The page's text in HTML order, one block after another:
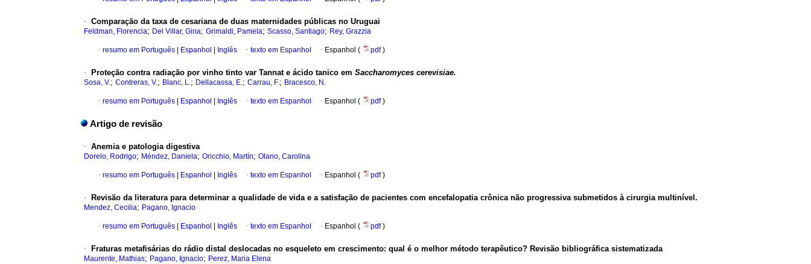
· Comparação da taxa de cesariana de duas maternidades públicas no Uruguai
Feldman, Florencia; Del Villar, Gina; Grimaldi, Pamela; Scasso, Santiago; Rey, Grazzia
· resumo em Português Espanhol Inglês · texto em Espanhol · Espanhol ( pdf)
· Proteção contra radiação por vinho tinto var Tannat e ácido tanico em Saccharomyces cerevisiae.
Sosa, V.; Contreras, V.; Blanc, L.; Dellacassa, E.; Carrau, F.; Bracesco, N.
· resumo em Português Espanhol Inglês · texto em Espanhol · Espanhol ( pdf)
Artigo de revisão
· Anemia e patologia digestiva
Dorelo, Rodrigo; Méndez, Daniela; Oricchio, Martín; Olano, Carolina
· resumo em Português Espanhol Inglês · texto em Espanhol · Espanhol ( pdf)
· Revisão da literatura para determinar a qualidade de vida e a satisfação de pacientes com encefalopatia crônica não progressiva submetidos à cirurgia multinível.
Mendez, Cecilia; Pagano, Ignacio
· resumo em Português Espanhol Inglês · texto em Espanhol · Espanhol ( pdf)
· Fraturas metafisárias do rádio distal deslocadas no esqueleto em crescimento: qual é o melhor método terapêutico? Revisão bibliográfica sistematizada
Maurente, Mathias; Pagano, Ignacio; Perez, Maria Elena